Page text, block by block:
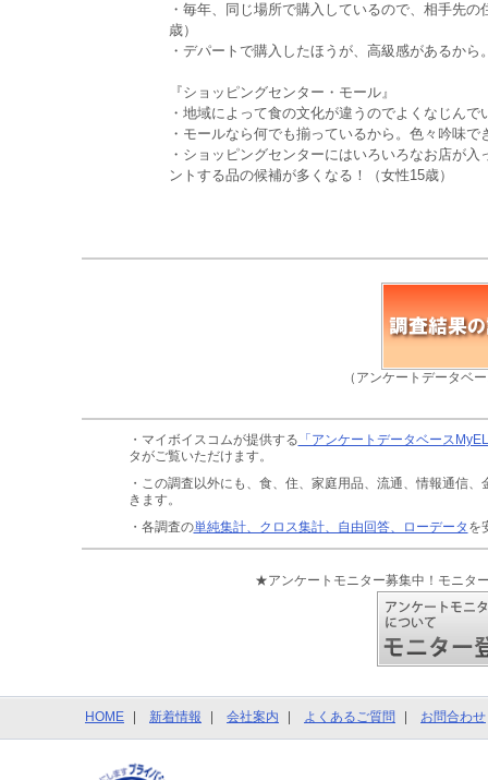
・毎年、同じ場所で購入しているので、相手先
歳）
・デパートで購入したほうが、高級感があるから
『ショッピングセンター・モール』
・地域によって食の文化が違うのでよくなじん
・モールなら何でも揃っているから。色々吟味で
・ショッピングセンターにはいろいろなお店が
ントする品の候補が多くなる！（女性15歳）
（アンケートデータベ
・マイボイスコムが提供する 「アンケートデータベース
タがご覧いただけます。
・この調査以外にも、食、住、家庭用品、流通、情報通信、
きます。
・各調査の単純集計、クロス集計、自由回答、ローデータ を
★アンケートモニター募集中！モニタ
HOME 新着情報 会社案内 よくあるご質問 お問合わせ